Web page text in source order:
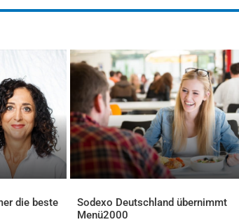
die beste
Sodexo Deutschland übernimmt
Menü2000